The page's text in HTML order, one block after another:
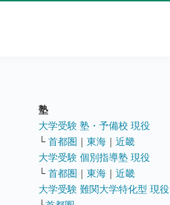
塾
大学受験 塾・予備校 現役
└ 首都圏 ｜ 東海 ｜ 近畿
大学受験 個別指導塾 現役
└ 首都圏 ｜ 東海 ｜ 近畿
大学受験 難関大学特化型 現役